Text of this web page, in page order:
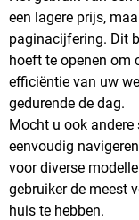
een lagere prijs,
paginacijfering. Dit
hoeft te openen om
efficiëntie van uw
gedurende de dag.
Mocht u ook andere
eenvoudig
voor diverse
gebruiker de meest
huis te hebben.